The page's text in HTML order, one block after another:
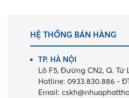
HỆ THỐNG BÁN HÀNG
TP. HÀ NỘI
Lô F5, Đường CN2, Q. Từ
Hotline: 0933.830.886 -
Email: